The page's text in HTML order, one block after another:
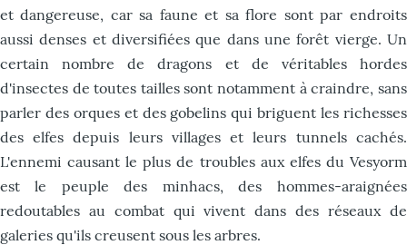
et dangereuse, car sa faune et sa flore sont par endroits
aussi denses et diversifiées que dans une forêt vierge. Un
certain nombre de dragons et de véritables hordes
d'insectes de toutes tailles sont notamment à craindre, sans
parler des orques et des gobelins qui briguent les richesses
des elfes depuis leurs villages et leurs tunnels cachés.
L'ennemi causant le plus de troubles aux elfes du Vesyorm
est le peuple des minhacs, des hommes-araignées
redoutables au combat qui vivent dans des réseaux de
galeries qu'ils creusent sous les arbres.